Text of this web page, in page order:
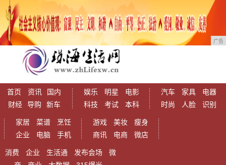
广告
首页 资讯
国内
财经
导购 新车
娱乐 明星
电影
科技
考试 本科
汽车 家具
电器
时尚
人脸 识别
家居 菜谱
烹饪
企业
电脑 手机
游戏 美妆
瘦身
商讯
电商 微店
消费 企业 生活通 发布会场
微